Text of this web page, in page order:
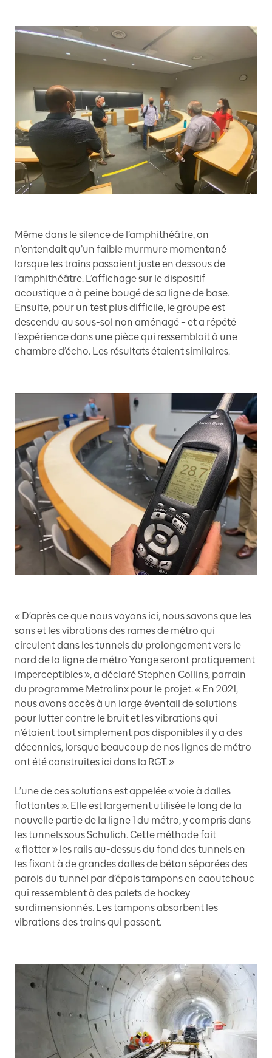
Même dans le silence de l’amphithéâtre, on
n’entendait qu’un faible murmure momentané
lorsque les trains passaient juste en dessous de
l’amphithéâtre. L’affichage sur le dispositif
acoustique a à peine bougé de sa ligne de base.
Ensuite, pour un test plus difficile, le groupe est
descendu au sous-sol non aménagé – et a répété
l’expérience dans une pièce qui ressemblait à une
chambre d’écho. Les résultats étaient similaires.
« D’après ce que nous voyons ici, nous savons que les
sons et les vibrations des rames de métro qui
circulent dans les tunnels du prolongement vers le
nord de la ligne de métro Yonge seront pratiquement
imperceptibles », a déclaré Stephen Collins, parrain
du programme Metrolinx pour le projet. « En 2021,
nous avons accès à un large éventail de solutions
pour lutter contre le bruit et les vibrations qui
n’étaient tout simplement pas disponibles il y a des
décennies, lorsque beaucoup de nos lignes de métro
ont été construites ici dans la RGT. »
L’une de ces solutions est appelée « voie à dalles
flottantes ». Elle est largement utilisée le long de la
nouvelle partie de la ligne 1 du métro, y compris dans
les tunnels sous Schulich. Cette méthode fait
« flotter » les rails au-dessus du fond des tunnels en
les fixant à de grandes dalles de béton séparées des
parois du tunnel par d’épais tampons en caoutchouc
qui ressemblent à des palets de hockey
surdimensionnés. Les tampons absorbent les
vibrations des trains qui passent.